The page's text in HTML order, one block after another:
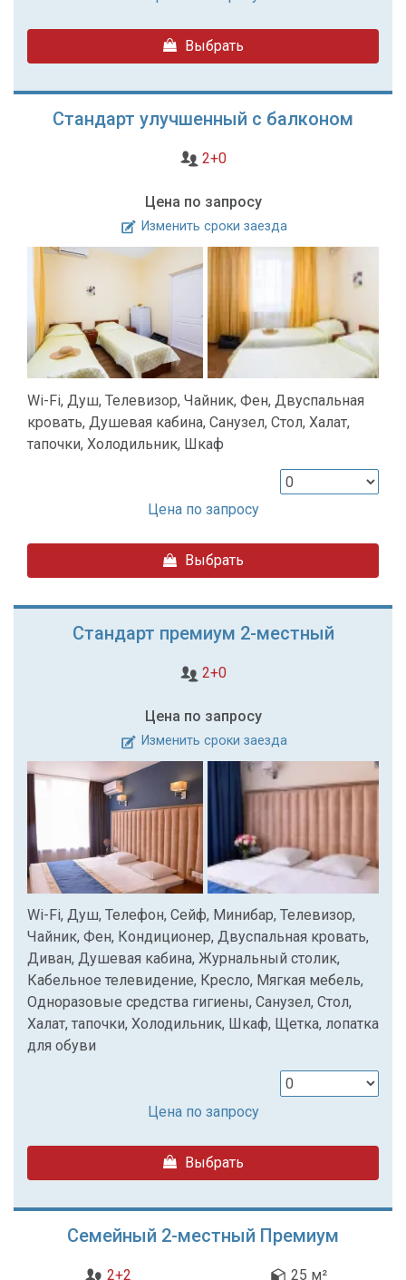
Выбрать
Стандарт улучшенный с балконом
2+0
Цена по запросу
Изменить сроки заезда
Wi-Fi, Душ, Телевизор, Чайник, Фен, Двуспальная
кровать, Душевая кабина, Санузел, Стол, Халат,
тапочки, Холодильник, Шкаф
Цена по запросу
Выбрать
Стандарт премиум 2-местный
2+0
Цена по запросу
Изменить сроки заезда
Wi-Fi, Душ, Телефон, Сейф, Минибар, Телевизор,
Чайник, Фен, Кондиционер, Двуспальная кровать,
Диван, Душевая кабина, Журнальный столик,
Кабельное телевидение, Кресло, Мягкая мебель,
Одноразовые средства гигиены, Санузел, Стол,
Халат, тапочки, Холодильник, Шкаф, Щетка, лопатка
для обуви
Цена по запросу
Выбрать
Семейный 2-местный Премиум
2+2 25 м²